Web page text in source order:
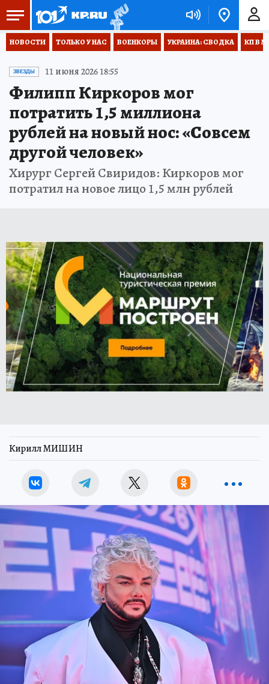
НОВОСТИ ТОЛЬКО У НАС ВОЕНКОРЫ УКРАИНА: СВОДКА КП В
ЗВЕЗДЫ 11 июня 2026 18:55
Филипп Киркоров мог
потратить 1,5 миллиона
рублей на новый нос: «Совсем
другой человек»
Хирург Сергей Свиридов: Киркоров мог
потратил на новое лицо 1,5 млн рублей
Кирилл МИШИН